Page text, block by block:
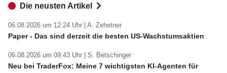
Die neusten Artikel
06.08.2026 um 12:24 Uhr | A. Zehetner
Paper - Das sind derzeit die besten US-Wachstumsaktien
06.08.2026 um 09:43 Uhr | S. Betschinger
Neu bei TraderFox: Meine 7 wichtigsten KI-Agenten für